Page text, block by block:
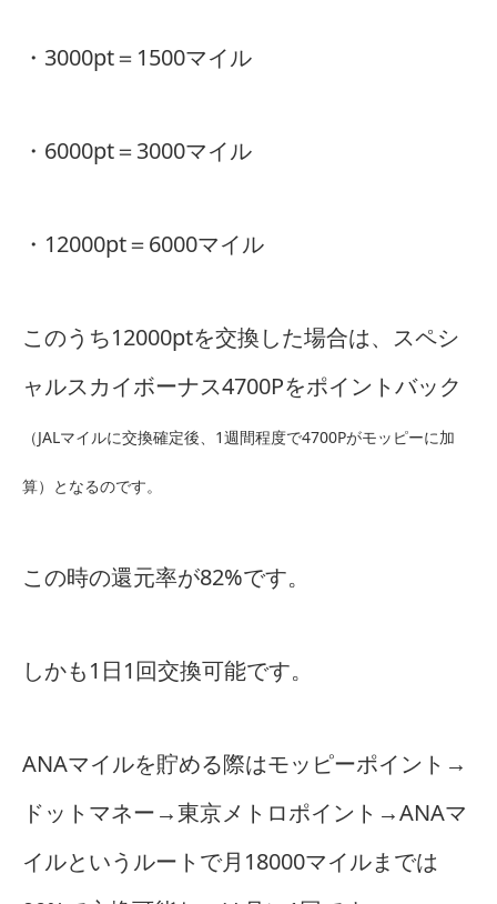
・3000pt＝1500マイル
・6000pt＝3000マイル
・12000pt＝6000マイル
このうち12000ptを交換した場合は、スペシ
ャルスカイボーナス4700Pをポイントバック
（JALマイルに交換確定後、1週間程度で4700Pがモッピーに加
算）となるのです。
この時の還元率が82%です。
しかも1日1回交換可能です。
ANAマイルを貯める際はモッピーポイント→
ドットマネー→東京メトロポイント→ANAマ
イルというルートで月18000マイルまでは